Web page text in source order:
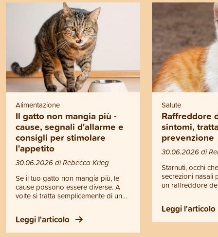
Alimentazione
Il gatto non mangia più -
cause, segnali d'allarme e
consigli per stimolare
l'appetito
30.06.2026 di Rebecca Krieg
Se il tuo gatto non mangia più, le
cause possono essere diverse. A
volte si tratta semplicemente di un
volte invece la perdita di appetito
può essere il segnale di un
problema di salute. Ma quando
Leggi l'articolo
Salute
Raffreddore
sintomi,
prevenzione
30.06.2026 di
Starnuti, occhi
secrezioni nasali
un raffreddore
raffreddore,
contagiosa delle
superiori. Il
Leggi l'articolo